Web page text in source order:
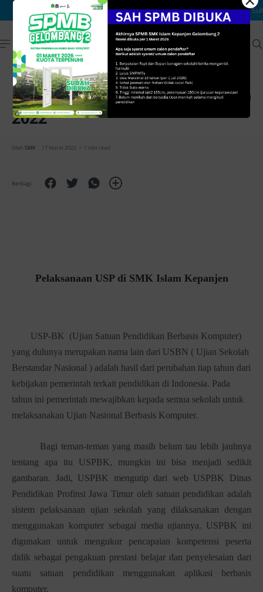
Ujian Satuan Pendidikan (USP)
2022
1 min read
Pelaksanaan USP di SMK Islam Kepanjen
USP-BK (Ujian Satuan Pendidikan Berbasis Komputer)
yang dulunya merupakan nama lain dari USBN ( Ujian Sekolah
Berstandar Nasional ) adalah hasil dari perubahan tiap tahun dari
kebijakan pemerintah terkait pendidikan di Indonesia. Pada
tahun ini pemerintah mewajibkan kepada semua sekolah untuk
melaksanakan Ujian Nasional Berbasis Komputer.
Bagi teman-teman yang masih belum tau lebih jauhnya
tentang apa itu USPBK, mungkin ini bisa menjadi sedikit
gambaran. Jadi, USPBK mengutip dari web USPBK Dinas
Pendidikan Profinsi Jawa Timur oleh satuan pendidikan adalah
sistem pelaksanaan ujian sekolah yang dilaksanakan dengan
menggunakan komputer sebagai media ujiannya. USPBK ini
digunakan untuk mengukur pencapaian kompetensi peserta
didik sebagai pengakuan prestasi belajar dan penyelesaian dari
suatu satuan pendidikan menggunakan aplikasi berbasis
komputer.